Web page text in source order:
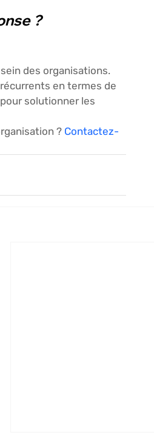
?
des organisations.
en termes de
solutionner les
? Contactez-